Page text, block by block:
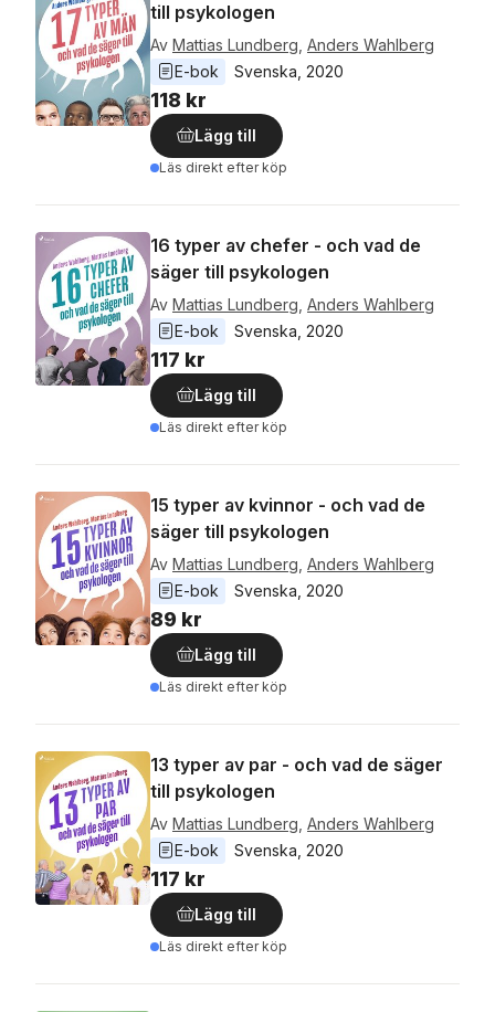
till psykologen
Av Mattias Lundberg Anders Wahlberg
E-bok
Svenska 2020
118 kr
Lägg till
Läs direkt efter köp
16 typer av chefer - och vad de
säger till psykologen
Av Mattias Lundberg Anders Wahlberg
E-bok
Svenska 2020
117 kr
Lägg till
Läs direkt efter köp
15 typer av kvinnor - och vad de
säger till psykologen
Av Mattias Lundberg Anders Wahlberg
E-bok
Svenska 2020
89 kr
Lägg till
Läs direkt efter köp
13 typer av par - och vad de säger
till psykologen
Av Mattias Lundberg Anders Wahlberg
E-bok
Svenska 2020
117 kr
Lägg till
Läs direkt efter köp